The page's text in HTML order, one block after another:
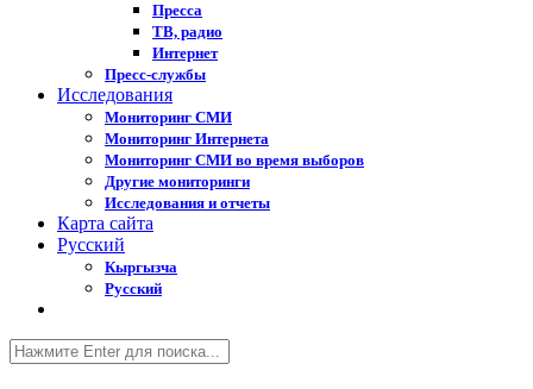
Пресса
ТВ, радио
Интернет
Пресс-службы
Исследования
Мониторинг СМИ
Мониторинг Интернета
Мониторинг СМИ во время выборов
Другие мониторинги
Исследования и отчеты
Карта сайта
Русский
Кыргызча
Русский